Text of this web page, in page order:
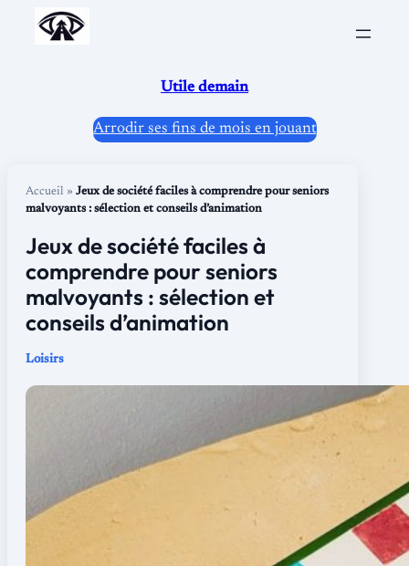
Aller
Utile demain
Arrodir ses fins de mois en jouant
Accueil » Jeux de société faciles à comprendre pour seniors
malvoyants : sélection et conseils d’animation
Jeux de société faciles à
comprendre pour seniors
malvoyants : sélection et
conseils d’animation
Loisirs